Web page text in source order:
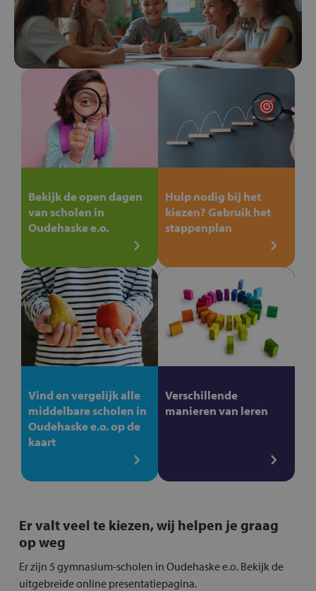
Bekijk de open dagen
van scholen in
Oudehaske e.o.
Hulp nodig bij het
kiezen? Gebruik het
stappenplan
Vind en vergelijk alle
middelbare scholen in
Oudehaske e.o. op de
kaart
Verschillende
manieren van leren
Er valt veel te kiezen, wij helpen je graag
op weg
Er zijn 5 gymnasium-scholen in Oudehaske e.o. Bekijk de
uitgebreide online presentatiepagina.